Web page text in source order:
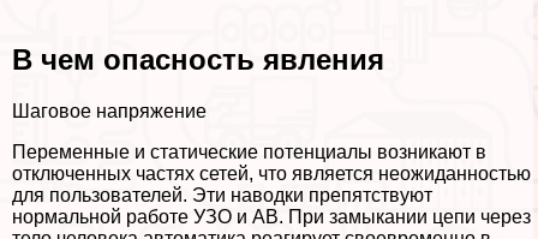
В чем опасность явления
Шаговое напряжение
Переменные и статические потенциалы возникают в
отключенных частях сетей, что является неожиданностью
для пользователей. Эти наводки препятствуют
нормальной работе УЗО и АВ. При замыкании цепи через